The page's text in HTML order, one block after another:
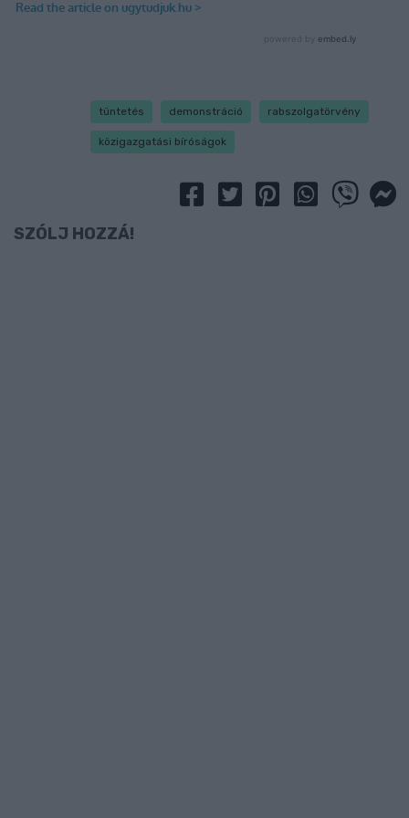
tüntetés demonstráció rabszolgatörvény
közigazgatási bíróságok
SZÓLJ HOZZÁ!